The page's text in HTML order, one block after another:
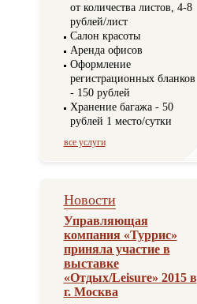
от количества листов, 4-8
рублей/лист
Салон красоты
Аренда офисов
Оформление
регистрационных бланков
- 150 рублей
Хранение багажа - 50
рублей 1 место/сутки
все услуги
Новости
Управляющая
компания «Туррис»
приняла участие в
выставке
«Отдых/Leisure» 2015 в
г. Москва